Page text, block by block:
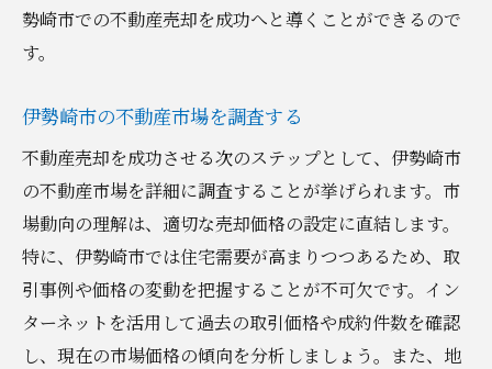
伊勢崎市の経済動向が売却に与える影響
専門家が教える伊勢崎市での不動産売却の最適
なタイミング
物件の価値が高まる時期を見極める
年度内の売却ピークを狙う戦略
経済イベントと市場への影響
季節ごとの売却成功率の違い
ライバル動向を踏まえた最適時期
勢崎市での不動産売却を成功へと導くことができるので
す。
伊勢崎市の不動産市場を調査する
不動産売却を成功させる次のステップとして、伊勢崎市
の不動産市場を詳細に調査することが挙げられます。市
場動向の理解は、適切な売却価格の設定に直結します。
特に、伊勢崎市では住宅需要が高まりつつあるため、取
引事例や価格の変動を把握することが不可欠です。イン
ターネットを活用して過去の取引価格や成約件数を確認
し、現在の市場価格の傾向を分析しましょう。また、地